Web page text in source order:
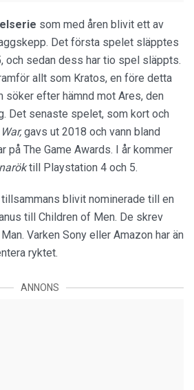
som med åren blivit ett av
Det första spelet släpptes
och sedan dess har tio spel släppts.
allt som Kratos, en före detta
söker efter hämnd mot Ares, den
Det senaste spelet, som kort och
gavs ut 2018 och vann bland
på The Game Awards. I år kommer
till Playstation 4 och 5.
blivit nominerade till en
till Children of Men. De skrev
Varken Sony eller Amazon har än
ryktet.
ANNONS